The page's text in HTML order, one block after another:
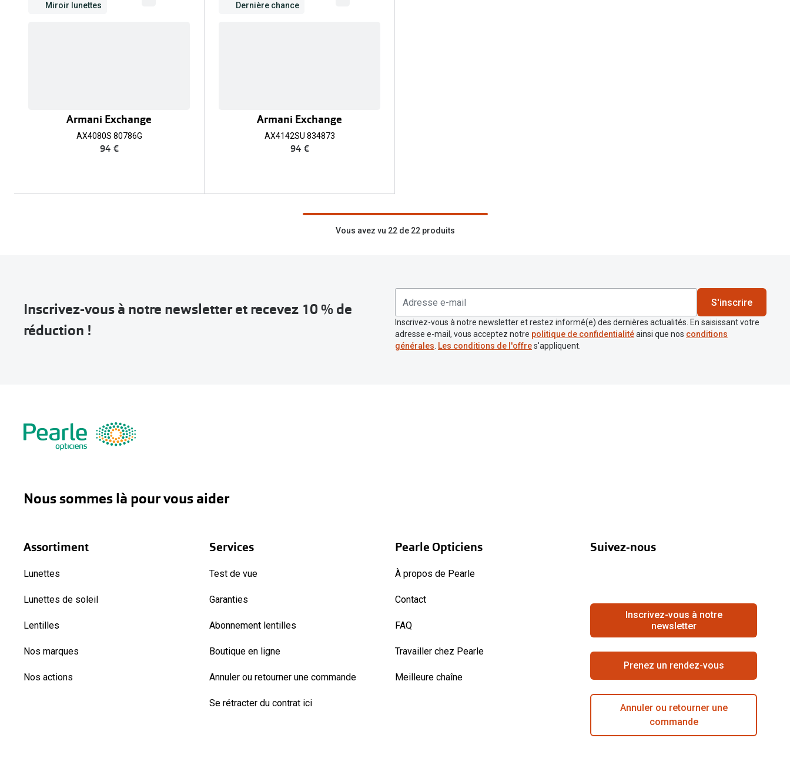
Miroir lunettes
Armani Exchange
AX4080S 80786G
94 €
Dernière chance
Armani Exchange
AX4142SU 834873
94 €
Vous avez vu 22 de 22 produits
Inscrivez-vous à notre newsletter et recevez 10 % de
réduction !
S'inscrire
Inscrivez-vous à notre newsletter et restez informé(e) des dernières actualités. En saisissant votre
adresse e-mail, vous acceptez notre politique de confidentialitéainsi que nos conditions
générales. Les conditions de l'offres'appliquent.
Nous sommes là pour vous aider
Assortiment
Lunettes
Lunettes de soleil
Lentilles
Nos marques
Nos actions
Services
Test de vue
Garanties
Abonnement lentilles
Boutique en ligne
Annuler ou retourner une commande
Se rétracter du contrat ici
Pearle Opticiens
À propos de Pearle
Contact
FAQ
Travailler chez Pearle
Meilleure chaîne
Suivez-nous
Inscrivez-vous à notre
newsletter
Prenez un rendez-vous
Annuler ou retourner une
commande